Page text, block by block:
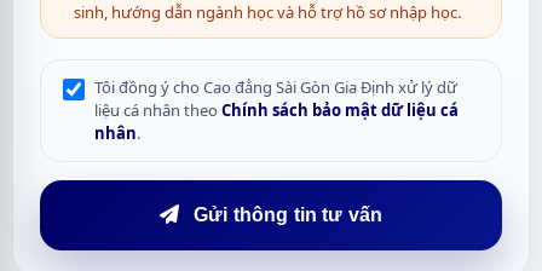
sinh, hướng dẫn ngành học và hỗ trợ hồ sơ nhập học.
Tôi đồng ý cho Cao đẳng Sài Gòn Gia Định xử lý dữ
liệu cá nhân theo Chính sách bảo mật dữ liệu cá
nhân.
Gửi thông tin tư vấn